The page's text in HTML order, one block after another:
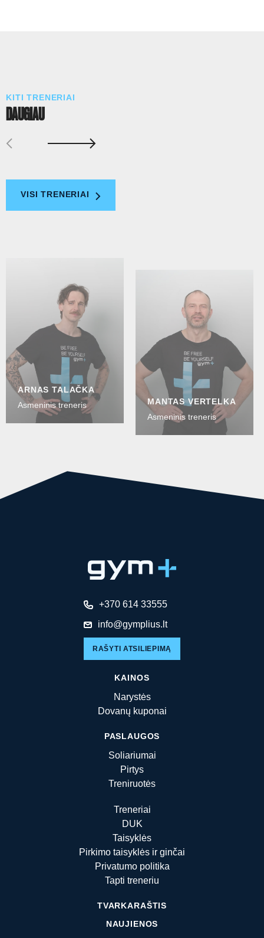
KITI TRENERIAI
DAUGIAU
VISI TRENERIAI
ARNAS TALAČKA
Asmeninis treneris
MANTAS VERTELKA
Asmeninis treneris
+370 614 33555
info@gymplius.lt
RAŠYTI ATSILIEPIMĄ
KAINOS
Narystės
Dovanų kuponai
PASLAUGOS
Soliariumai
Pirtys
Treniruotės
Treneriai
DUK
Taisyklės
Pirkimo taisyklės ir ginčai
Privatumo politika
Tapti treneriu
TVARKARAŠTIS
NAUJIENOS